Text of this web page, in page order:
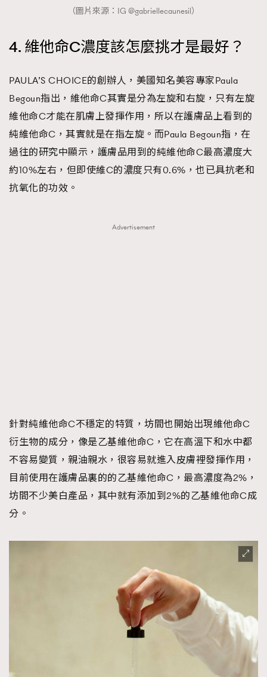
（圖片來源：IG @gabriellecaunesil）
4. 維他命C濃度該怎麼挑才是最好？
PAULA’S CHOICE的創辦人，美國知名美容專家Paula
Begoun指出，維他命C其實是分為左旋和右旋，只有左旋
維他命C才能在肌膚上發揮作用，所以在護膚品上看到的
純維他命C，其實就是在指左旋。而Paula Begoun指，在
過往的研究中顯示，護膚品用到的純維他命C最高濃度大
約10%左右，但即使維C的濃度只有0.6%，也已具抗老和
抗氧化的功效。
Advertisement
針對純維他命C不穩定的特質，坊間也開始出現維他命C
衍生物的成分，像是乙基維他命C，它在高溫下和水中都
不容易變質，親油親水，很容易就進入皮膚裡發揮作用，
目前使用在護膚品裏的的乙基維他命C，最高濃度為2%，
坊間不少美白產品，其中就有添加到2%的乙基維他命C成
分。